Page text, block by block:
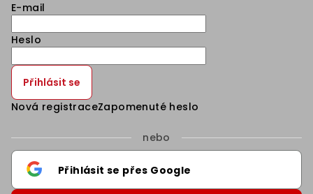
E-mail
Heslo
Přihlásit se
Nová registraceZapomenuté heslo
nebo
Přihlásit se přes Google